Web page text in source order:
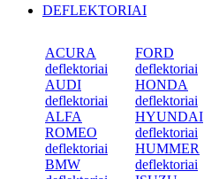
DEFLEKTORIAI
ACURA
deflektoriai
AUDI
deflektoriai
ALFA
ROMEO
deflektoriai
BMW
FORD
deflektoriai
HONDA
deflektoriai
HYUNDAI
deflektoriai
HUMMER
deflektoriai